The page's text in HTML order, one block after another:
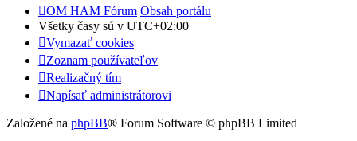
OM HAM Fórum Obsah portálu
Všetky časy sú v UTC+02:00
Vymazať cookies
Zoznam používateľov
Realizačný tím
Napísať administrátorovi
Založené na phpBB® Forum Software © phpBB Limited